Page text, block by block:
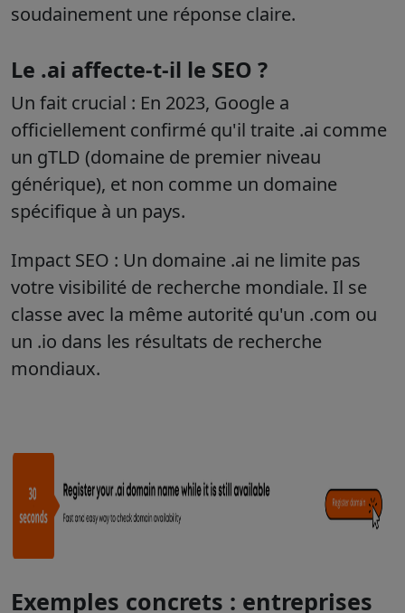
soudainement une réponse claire.
Le .ai affecte-t-il le SEO ?
Un fait crucial : En 2023, Google a
officiellement confirmé qu'il traite .ai comme
un gTLD (domaine de premier niveau
générique), et non comme un domaine
spécifique à un pays.
Impact SEO : Un domaine .ai ne limite pas
votre visibilité de recherche mondiale. Il se
classe avec la même autorité qu'un .com ou
un .io dans les résultats de recherche
mondiaux.
Exemples concrets : entreprises